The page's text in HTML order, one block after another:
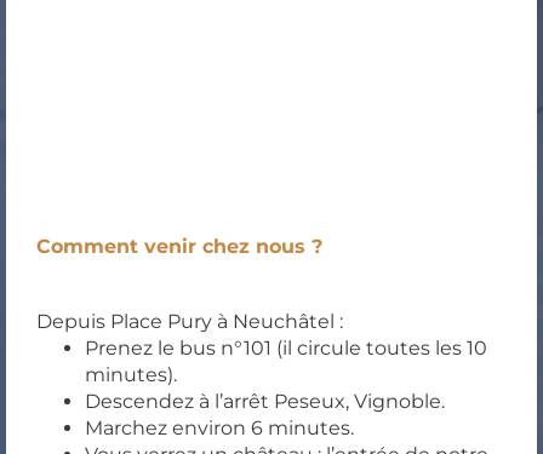
Comment venir chez nous ?
Depuis Place Pury à Neuchâtel :
Prenez le bus n°101 (il circule toutes les 10
minutes).
Descendez à l’arrêt Peseux, Vignoble.
Marchez environ 6 minutes.